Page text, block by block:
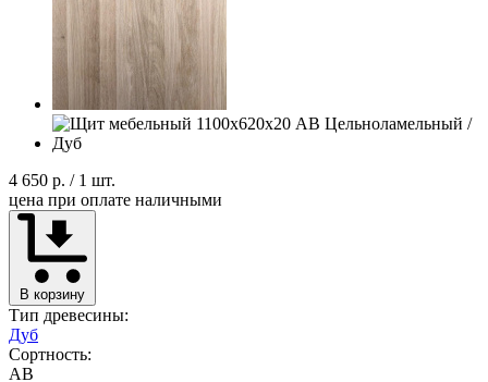
4 650 р. / 1 шт.
цена при оплате наличными
В корзину
Тип древесины:
Дуб
Сортность:
AB